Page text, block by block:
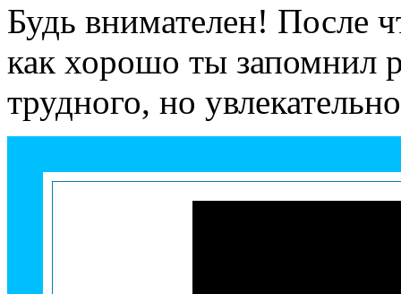
Будь внимателен! После
как хорошо ты запомнил
трудного, но